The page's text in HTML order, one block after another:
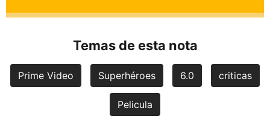
Temas de esta nota
Prime Video Superhéroes 6.0 criticas
Pelicula